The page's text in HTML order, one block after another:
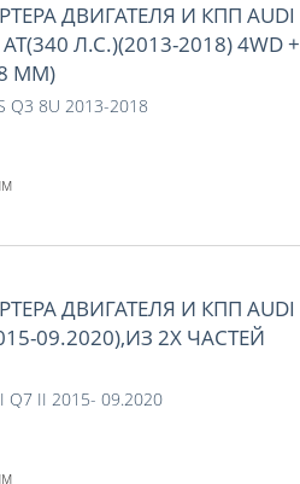
ДВИГАТЕЛЯ И КПП AUDI
Л.С.)(2013-2018) 4WD +
ММ)
Q3 8U 2013-2018
ДВИГАТЕЛЯ И КПП AUDI
09.2020),ИЗ 2Х ЧАСТЕЙ
Q7 II 2015- 09.2020